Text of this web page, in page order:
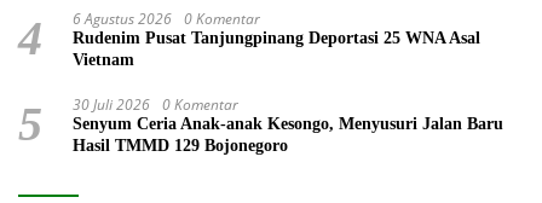
4 6 Agustus 2026 0 Komentar
Rudenim Pusat Tanjungpinang Deportasi 25 WNA Asal
Vietnam
5 30 Juli 2026 0 Komentar
Senyum Ceria Anak-anak Kesongo, Menyusuri Jalan Baru
Hasil TMMD 129 Bojonegoro